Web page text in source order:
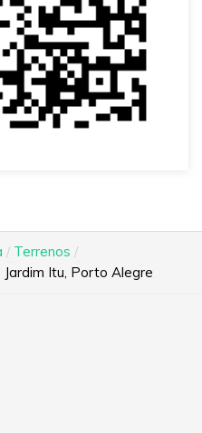
Terrenos
Itu, Porto Alegre